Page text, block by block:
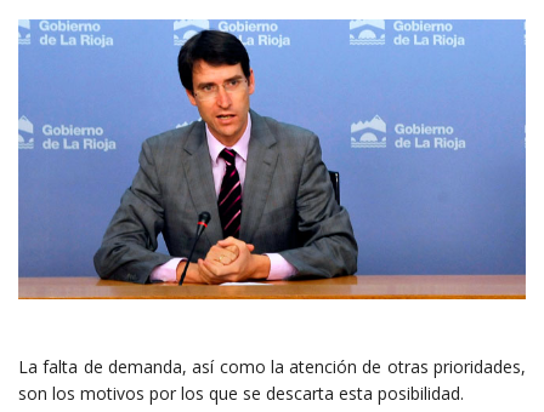
La falta de demanda, así como la atención de otras prioridades,
son los motivos por los que se descarta esta posibilidad.